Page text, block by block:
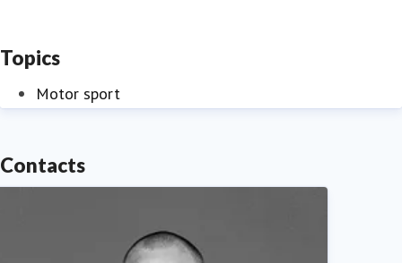
Topics
Motor sport
Contacts